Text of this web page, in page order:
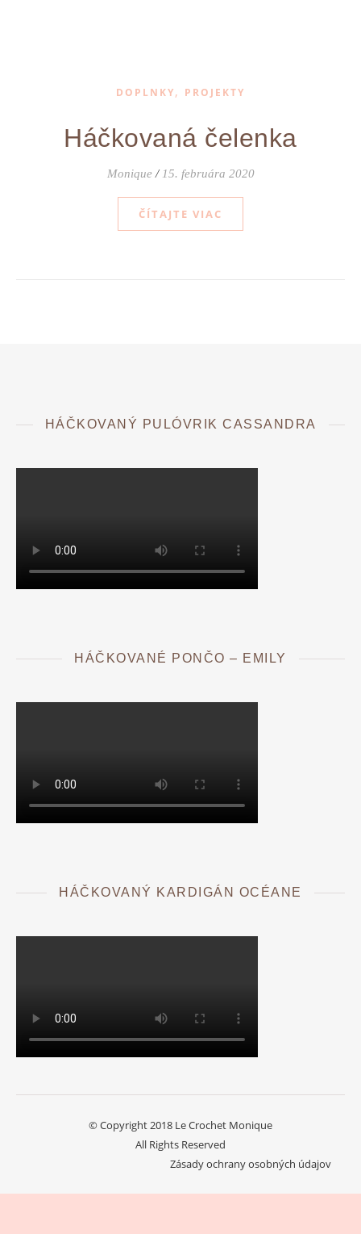
DOPLNKY, PROJEKTY
Háčkovaná čelenka
Monique / 15. februára 2020
ČÍTAJTE VIAC
HÁČKOVANÝ PULÓVRIK CASSANDRA
HÁČKOVANÉ PONČO – EMILY
HÁČKOVANÝ KARDIGÁN OCÉANE
© Copyright 2018 Le Crochet Monique
All Rights Reserved
Zásady ochrany osobných údajov